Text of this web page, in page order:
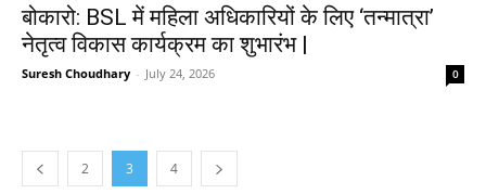
बोकारो: BSL में महिला अधिकारियों के लिए ‘तन्मात्रा’
नेतृत्व विकास कार्यक्रम का शुभारंभ |
Suresh Choudhary - July 24, 2026 0
2 3 4